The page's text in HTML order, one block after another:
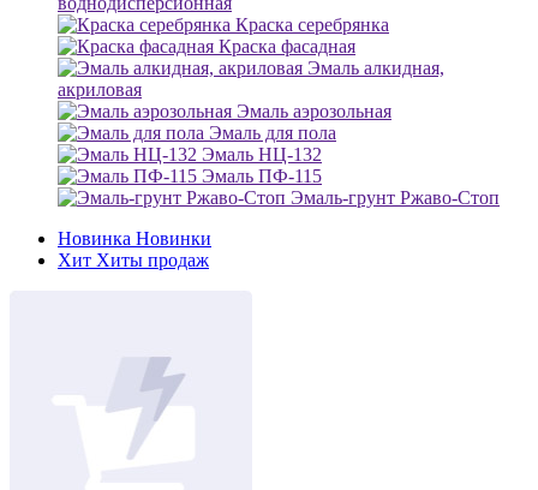
Краска серебрянка
Краска фасадная
Эмаль алкидная,
акриловая
Эмаль аэрозольная
Эмаль для пола
Эмаль НЦ-132
Эмаль ПФ-115
Эмаль-грунт Ржаво-Стоп
Новинка Новинки
Хит Хиты продаж